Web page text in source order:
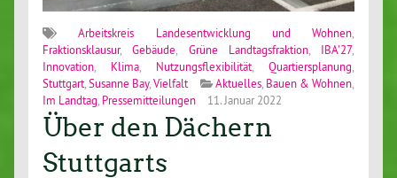
Arbeitskreis Landesentwicklung und Wohnen
Fraktionsklausur,Gebäude Grüne Landtagsfraktion, IBA'27,
Innovation
Klima Nutzungsflexibilität Quartiersplanung
Stuttgart ,Susanne Bay,Vielfalt Aktuelles, Bauen & Wohnen
Im Landtag Pressemitteilungen 11. Januar 2022
Über den Dächern
Stuttgarts